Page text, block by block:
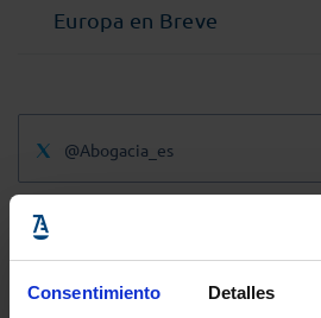
Consentimiento Detalles
Europa en Breve
@Abogacia_es